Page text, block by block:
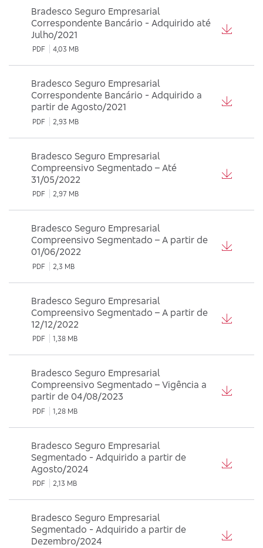
Bradesco Seguro Empresarial
Correspondente Bancário - Adquirido até
Julho/2021
PDF 4,03 MB
Bradesco Seguro Empresarial
Correspondente Bancário - Adquirido a
partir de Agosto/2021
PDF 2,93 MB
Bradesco Seguro Empresarial
Compreensivo Segmentado – Até
31/05/2022
PDF 2,97 MB
Bradesco Seguro Empresarial
Compreensivo Segmentado – A partir de
01/06/2022
PDF 2,3 MB
Bradesco Seguro Empresarial
Compreensivo Segmentado – A partir de
12/12/2022
PDF 1,38 MB
Bradesco Seguro Empresarial
Compreensivo Segmentado – Vigência a
partir de 04/08/2023
PDF 1,28 MB
Bradesco Seguro Empresarial
Segmentado - Adquirido a partir de
Agosto/2024
PDF 2,13 MB
Bradesco Seguro Empresarial
Segmentado - Adquirido a partir de
Dezembro/2024